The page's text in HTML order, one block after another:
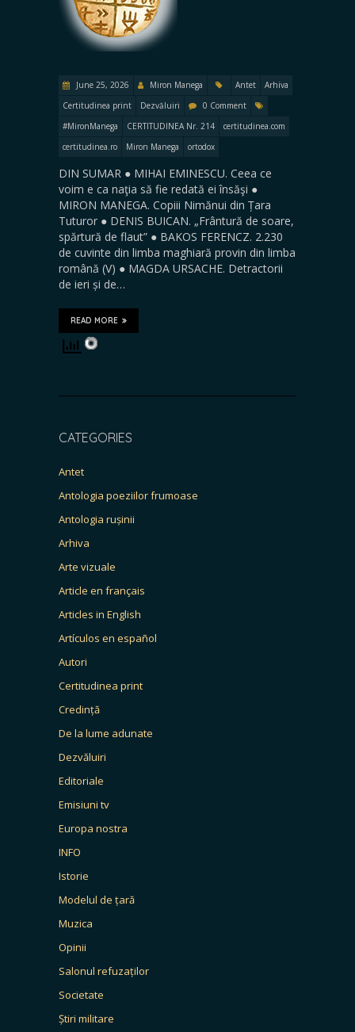
June 25, 2026 Miron Manega Antet
Arhiva
Certitudinea print
Dezvăluiri
0 Comment
#MironManega
CERTITUDINEA Nr. 214
certitudinea.com
certitudinea.ro
Miron Manega ortodox
DIN SUMAR ● MIHAI EMINESCU. Ceea ce
voim e ca naţia să fie redată ei însăşi ●
MIRON MANEGA. Copiii Nimănui din Țara
Tuturor ● DENIS BUICAN. „Frântură de soare,
spărtură de flaut” ● BAKOS FERENCZ. 2.230
de cuvinte din limba maghiară provin din limba
română (V) ● MAGDA URSACHE. Detractorii
de ieri și de…
READ MORE
CATEGORIES
Antet
Antologia poeziilor frumoase
Antologia rușinii
Arhiva
Arte vizuale
Article en français
Articles in English
Artículos en español
Autori
Certitudinea print
Credință
De la lume adunate
Dezvăluiri
Editoriale
Emisiuni tv
Europa nostra
INFO
Istorie
Modelul de țară
Muzica
Opinii
Salonul refuzaților
Societate
Știri militare